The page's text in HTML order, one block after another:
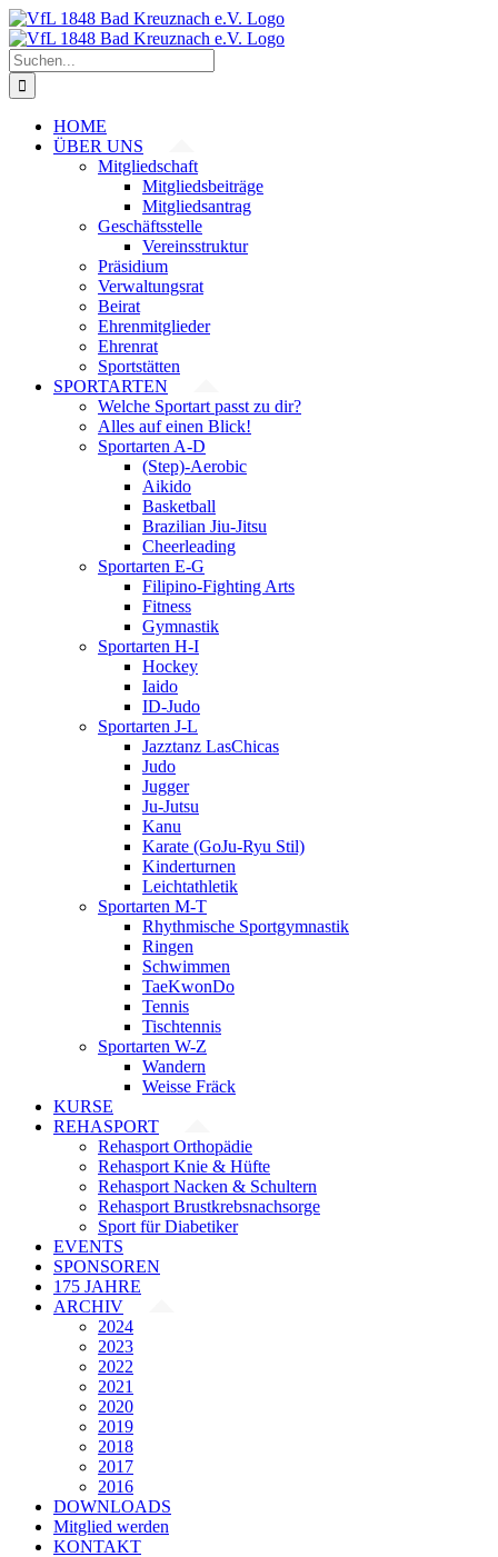
Zum
Inhalt
springen
Suche
nach:
HOME
ÜBER UNS
Mitgliedschaft
Mitgliedsbeiträge
Mitgliedsantrag
Geschäftsstelle
Vereinsstruktur
Präsidium
Verwaltungsrat
Beirat
Ehrenmitglieder
Ehrenrat
Sportstätten
SPORTARTEN
Welche Sportart passt zu dir?
Alles auf einen Blick!
Sportarten A-D
(Step)-Aerobic
Aikido
Basketball
Brazilian Jiu-Jitsu
Cheerleading
Sportarten E-G
Filipino-Fighting Arts
Fitness
Gymnastik
Sportarten H-I
Hockey
Iaido
ID-Judo
Sportarten J-L
Jazztanz LasChicas
Judo
Jugger
Ju-Jutsu
Kanu
Karate (GoJu-Ryu Stil)
Kinderturnen
Leichtathletik
Sportarten M-T
Rhythmische Sportgymnastik
Ringen
Schwimmen
TaeKwonDo
Tennis
Tischtennis
Sportarten W-Z
Wandern
Weisse Fräck
KURSE
REHASPORT
Rehasport Orthopädie
Rehasport Knie & Hüfte
Rehasport Nacken & Schultern
Rehasport Brustkrebsnachsorge
Sport für Diabetiker
EVENTS
SPONSOREN
175 JAHRE
ARCHIV
2024
2023
2022
2021
2020
2019
2018
2017
2016
DOWNLOADS
Mitglied werden
KONTAKT